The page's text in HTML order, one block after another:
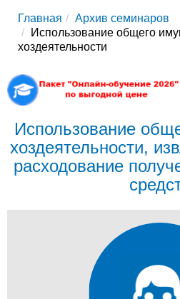
Главная
Архив семинаров
Использование общего
хоздеятельности
Использование
хоздеятельности,
расходование